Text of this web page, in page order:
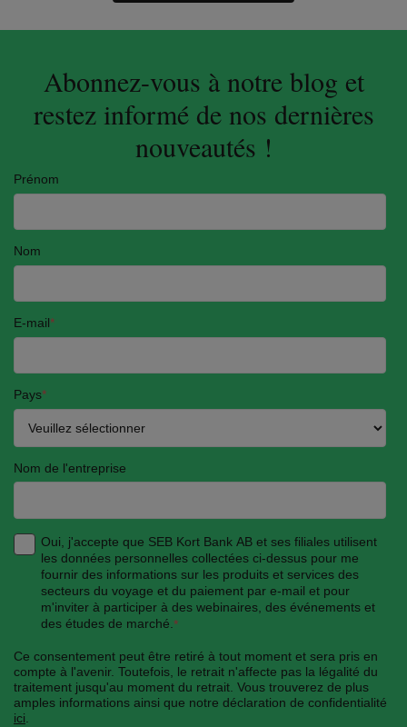
Abonnez-vous à notre blog et
restez informé de nos dernières
nouveautés !
Prénom
Nom
E-mail*
Pays*
Nom de l'entreprise
Oui, j'accepte que SEB Kort Bank AB et ses filiales utilisent
les données personnelles collectées ci-dessus pour me
fournir des informations sur les produits et services des
secteurs du voyage et du paiement par e-mail et pour
m'inviter à participer à des webinaires, des événements et
des études de marché. *
Ce consentement peut être retiré à tout moment et sera pris en
compte à l'avenir. Toutefois, le retrait n'affecte pas la légalité du
traitement jusqu'au moment du retrait. Vous trouverez de plus
amples informations ainsi que notre déclaration de confidentialité
ici